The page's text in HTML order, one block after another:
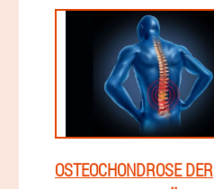
OSTEOCHONDROSE DER